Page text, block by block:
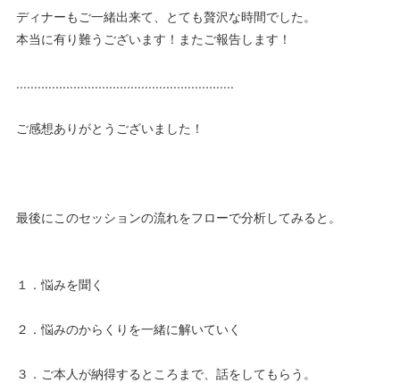
ディナーもご一緒出来て、とても贅沢な時間でした。
本当に有り難うございます！またご報告します！
.............................................................
ご感想ありがとうございました！
最後にこのセッションの流れをフローで分析してみると。
１．悩みを聞く
２．悩みのからくりを一緒に解いていく
３．ご本人が納得するところまで、話をしてもらう。